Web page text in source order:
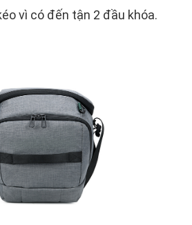
vì có đến tận 2 đầu khóa.